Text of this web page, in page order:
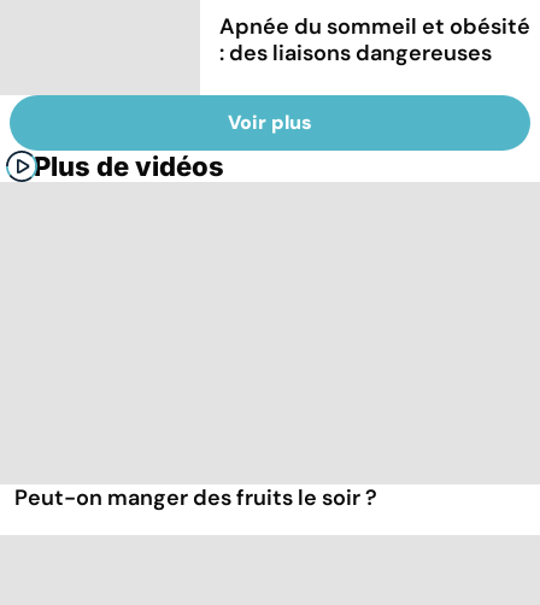
Apnée du sommeil et obésité
: des liaisons dangereuses
Voir plus
Plus de vidéos
Peut-on manger des fruits le soir ?